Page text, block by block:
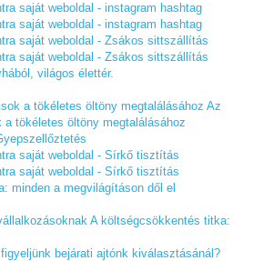
saját weboldal - instagram hashtag
saját weboldal - instagram hashtag
saját weboldal - Zsákos sittszállítás
saját weboldal - Zsákos sittszállítás
világos élettér.
a tökéletes öltöny megtalálásához Az
tökéletes öltöny megtalálásához
saját weboldal - Sírkő tisztítás
saját weboldal - Sírkő tisztítás
minden a megvilágításon dől el
A költségcsökkentés titka:
bejárati ajtónk kiválasztásánál?